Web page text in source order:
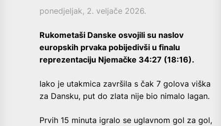
ponedjeljak, 2. veljače 2026.
Rukometaši Danske osvojili su naslov
europskih prvaka pobijedivši u finalu
reprezentaciju Njemačke 34:27 (18:16).
Iako je utakmica završila s čak 7 golova viška
za Dansku, put do zlata nije bio nimalo lagan.
Prvih 15 minuta igralo se uglavnom gol za gol,